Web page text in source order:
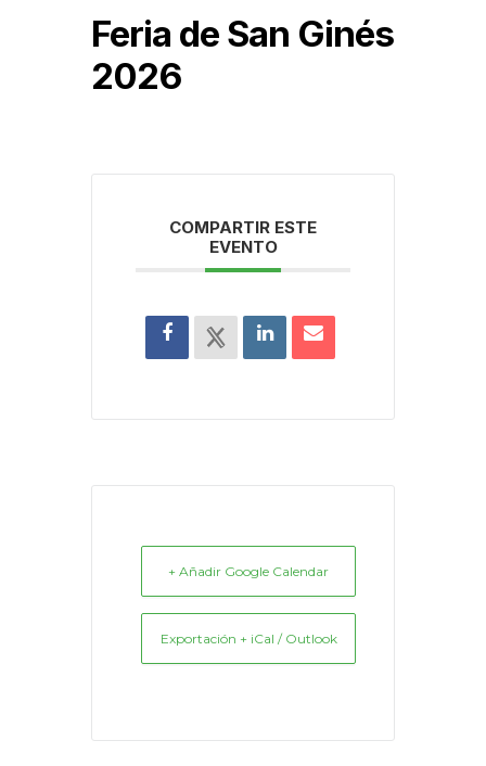
Feria de San Ginés
2026
COMPARTIR ESTE
EVENTO
+ Añadir Google Calendar
Exportación + iCal / Outlook